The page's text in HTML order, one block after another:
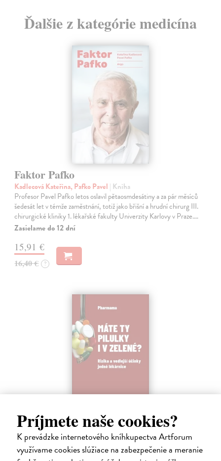
Príjmete naše cookies?
K prevádzke internetového kníhkupectva Artforum
využívame cookies slúžiace na zabezpečenie a meranie
Ďalšie z kategórie medicína
Faktor Pafko
Kadlecová Kateřina, Pafko Pavel | Kniha
Profesor Pavel Pafko letos oslavil pětaosmdesátiny a za pár měsíců
šedesát let v témže zaměstnání, totiž jako břišní a hrudní chirurg III.
chirurgické kliniky 1. lékařské fakulty Univerzity Karlovy v Praze.…
Zasielame do 12 dní
15,91 €
16,40 € ?
Máte ty pilulky i v zelené?
Pharma| Kniha
Mysleli jste si, že lékárna je nudné místo? Ale kdepak, i pilulky se
mohou snadno změnit ve stand-up komedii.